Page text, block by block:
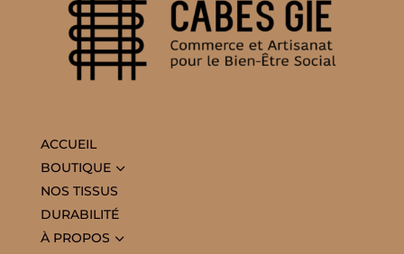
ACCUEIL
BOUTIQUE3
NOS TISSUS
DURABILITÉ
À PROPOS 3